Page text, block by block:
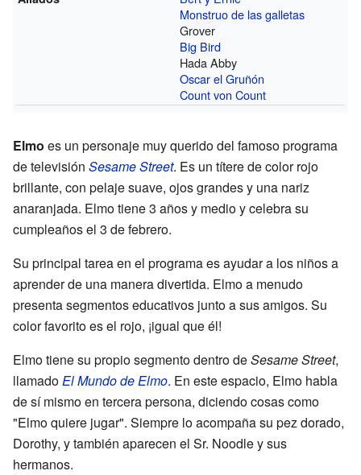
Monstruo de las galletas
Grover
Big Bird
Hada Abby
Oscar el Gruñón
Count von Count
Elmo es un personaje muy querido del famoso programa
de televisión Sesame Street. Es un títere de color rojo
brillante, con pelaje suave, ojos grandes y una nariz
anaranjada. Elmo tiene 3 años y medio y celebra su
cumpleaños el 3 de febrero.
Su principal tarea en el programa es ayudar a los niños a
aprender de una manera divertida. Elmo a menudo
presenta segmentos educativos junto a sus amigos. Su
color favorito es el rojo, ¡igual que él!
Elmo tiene su propio segmento dentro deSesame Street,
llamadoEl Mundo de Elmo. En este espacio, Elmo habla
de sí mismo en tercera persona, diciendo cosas como
"Elmo quiere jugar". Siempre lo acompaña su pez dorado,
Dorothy, y también aparecen el Sr. Noodle y sus
hermanos.